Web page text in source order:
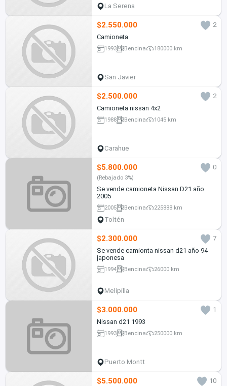
La Serena
$2.550.000
2
Camioneta
1993 Bencina 180000 km
San Javier
$2.500.000
2
Camioneta nissan 4x2
1988 Bencina 1045 km
Carahue
$5.800.000 0
(Rebajado 3%)
Se vende camioneta Nissan D21 año
2005
2005 Bencina 225888 km
Toltén
$2.300.000
7
Se vende camionta nissan d21 año 94
japonesa
1994 Bencina 26000 km
Melipilla
$3.000.000
1
Nissan d21 1993
1993 Bencina 250000 km
Puerto Montt
$5.500.000
10